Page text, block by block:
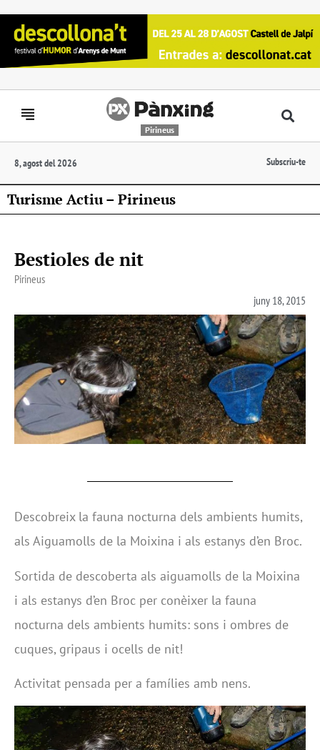
Pirineus
8, agost del 2026 Subscriu-te
Turisme Actiu – Pirineus
Bestioles de nit
Pirineus
juny 18, 2015
Descobreix la fauna nocturna dels ambients humits,
als Aiguamolls de la Moixina i als estanys d’en Broc.
Sortida de descoberta als aiguamolls de la Moixina
i als estanys d’en Broc per conèixer la fauna
nocturna dels ambients humits: sons i ombres de
cuques, gripaus i ocells de nit!
Activitat pensada per a famílies amb nens.